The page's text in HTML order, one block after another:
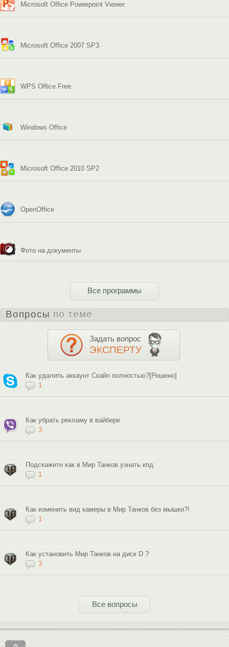
Microsoft Office Powerpoint Viewer
Microsoft Office 2007 SP3
WPS Office Free
Windows Office
Microsoft Office 2010 SP2
OpenOffice
Фото на документы
Все программы
Вопросы по теме
Задать вопрос
ЭКСПЕРТУ
Как удалить аккаунт Скайп полностью?[Решено]
1
Как убрать рекламу в вайбере
3
Подскажите как в Мир Танков узнать кпд
1
Как изменить вид камеры в Мир Танков без мышки?!
1
Как установить Мир Танков на диск D ?
3
Все вопросы